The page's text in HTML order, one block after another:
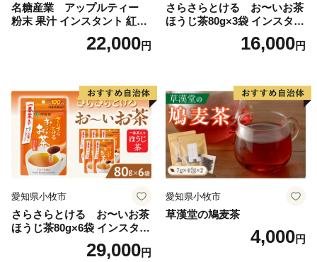
名糖産業 アップルティー
粉末 果汁 インスタント 紅茶
ティー ビタミンC 袋 ロング
セラー 粉末飲料 粉末茶 簡単
22,000円
さらさらとける お〜いお茶
ほうじ茶80g×3袋 インスタン
トほうじ茶 粉末ほうじ茶 粉
末茶 おーいお茶 粉末緑茶
16,000円
愛知県小牧市
さらさらとける お〜いお茶
ほうじ茶80g×6袋 インスタン
トほうじ茶 粉末ほうじ茶 粉
末茶 おーいお茶 粉末緑茶
29,000円
愛知県小牧市
草漢堂の鳩麦茶
4,000円